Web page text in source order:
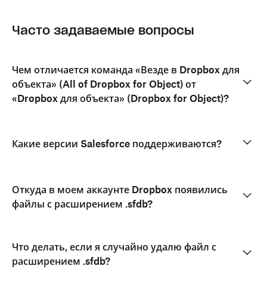
Часто задаваемые вопросы
Чем отличается команда «Везде в Dropbox для
объекта» (All of Dropbox for Object) от
«Dropbox для объекта» (Dropbox for Object)?
Какие версии Salesforce поддерживаются?
Откуда в моем аккаунте Dropbox появились
файлы с расширением .sfdb?
Что делать, если я случайно удалю файл с
расширением .sfdb?